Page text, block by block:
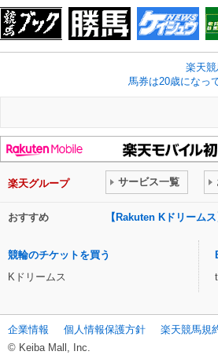
楽天
馬券は20歳になっ
楽天グループ サービス一覧
おすすめ 【Rakuten Kドリーム
競輪のチケットを買う
Kドリームス
企業情報 個人情報保護方針 楽天競馬規
© Keiba Mall, Inc.